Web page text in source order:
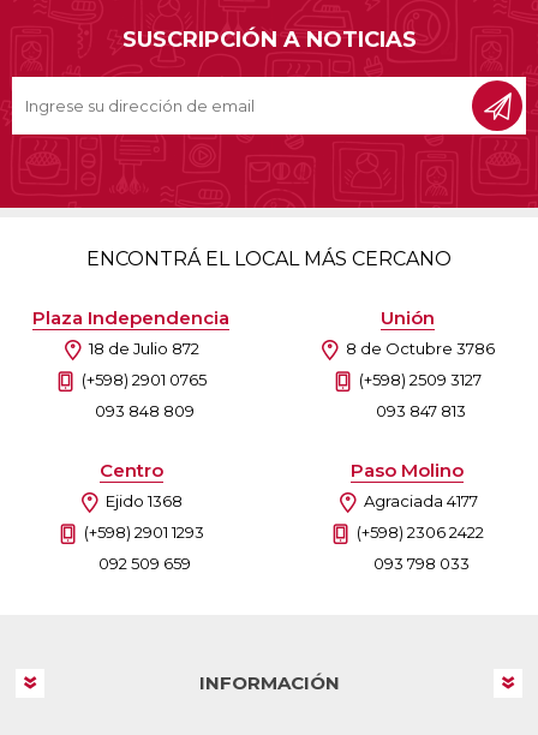
SUSCRIPCIÓN A NOTICIAS
ENCONTRÁ EL LOCAL MÁS CERCANO
Plaza Independencia
18 de Julio 872
(+598) 2901 0765
093 848 809
Unión
8 de Octubre 3786
(+598) 2509 3127
093 847 813
Centro
Ejido 1368
(+598) 2901 1293
092 509 659
Paso Molino
Agraciada 4177
(+598) 2306 2422
093 798 033
INFORMACIÓN